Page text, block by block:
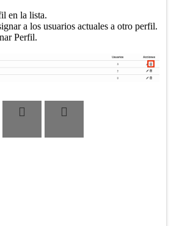
en la lista.
a los usuarios actuales a otro perfil.
Perfil.